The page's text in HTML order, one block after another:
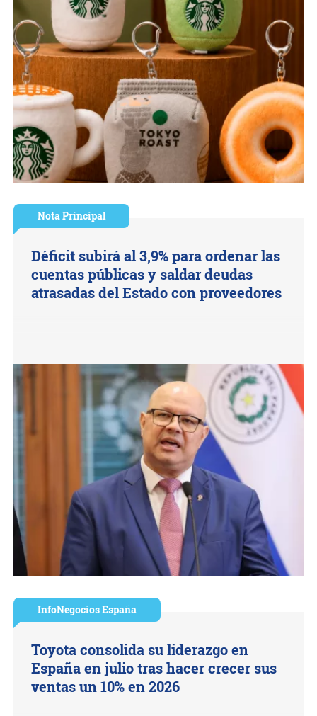
Nota Principal
Déficit subirá al 3,9% para ordenar las
cuentas públicas y saldar deudas
atrasadas del Estado con proveedores
InfoNegocios España
Toyota consolida su liderazgo en
España en julio tras hacer crecer sus
ventas un 10% en 2026